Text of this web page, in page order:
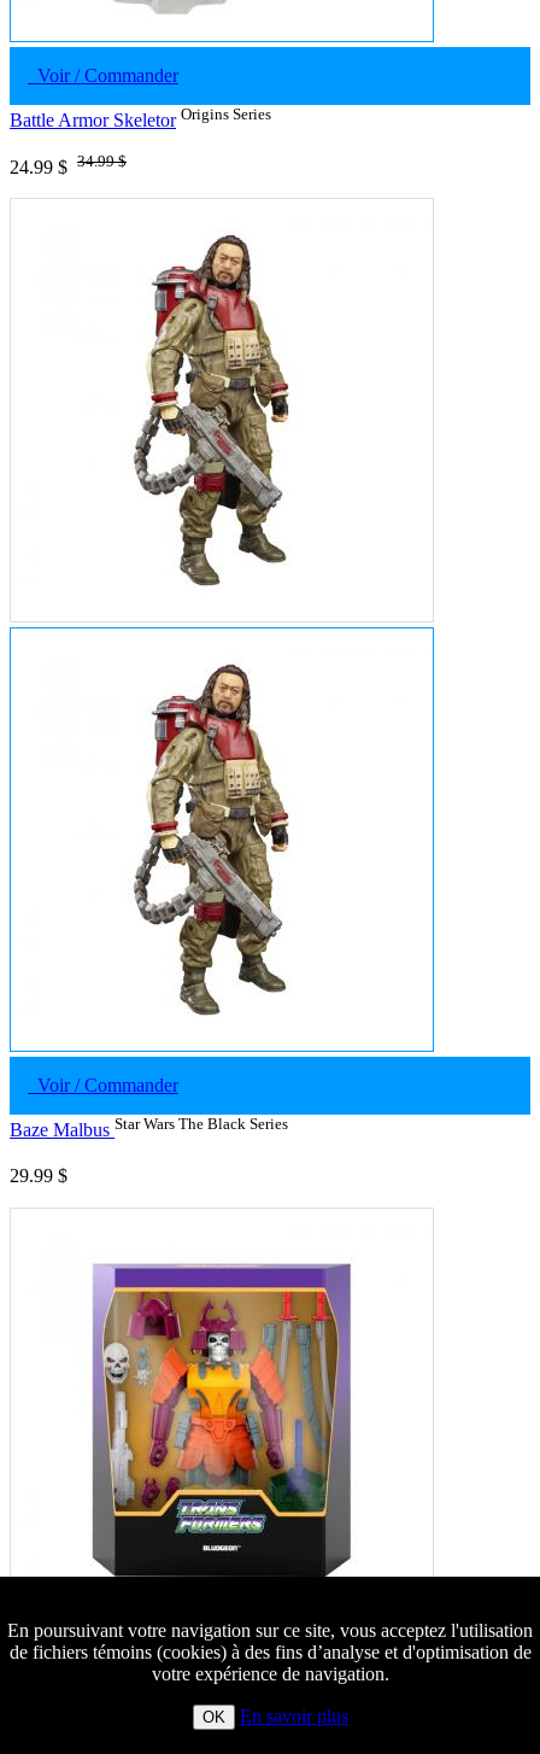
Voir / Commander
Battle Armor Skeletor Origins Series
24.99 $ 34.99 $
Voir / Commander
Baze Malbus Star Wars The Black Series
29.99 $
En poursuivant votre navigation sur ce site, vous acceptez l'utilisation
de fichiers témoins (cookies) à des fins d’analyse et d'optimisation de
votre expérience de navigation.
OK En savoir plus